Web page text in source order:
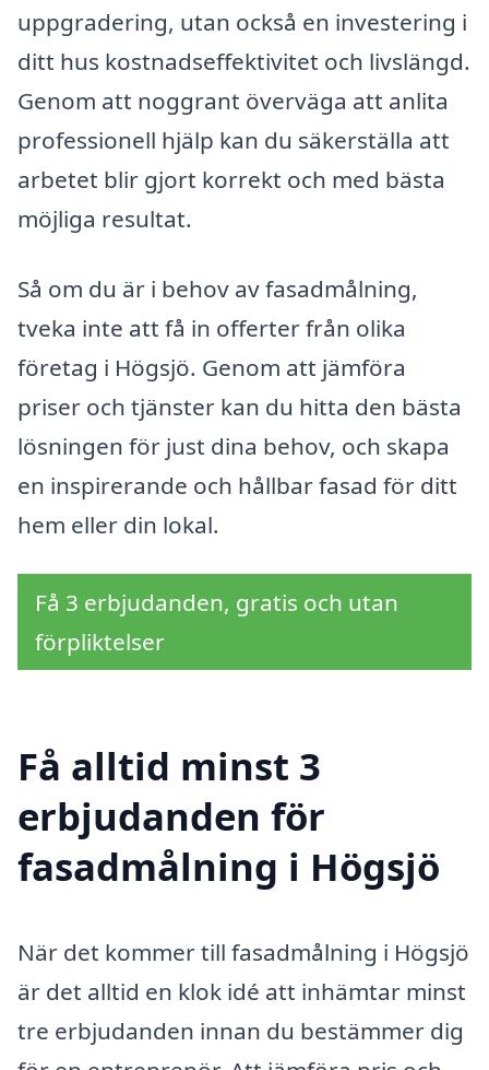
uppgradering, utan också en investering i
ditt hus kostnadseffektivitet och livslängd.
Genom att noggrant överväga att anlita
professionell hjälp kan du säkerställa att
arbetet blir gjort korrekt och med bästa
möjliga resultat.
Så om du är i behov av fasadmålning,
tveka inte att få in offerter från olika
företag i Högsjö. Genom att jämföra
priser och tjänster kan du hitta den bästa
lösningen för just dina behov, och skapa
en inspirerande och hållbar fasad för ditt
hem eller din lokal.
Få 3 erbjudanden, gratis och utan
förpliktelser
Få alltid minst 3
erbjudanden för
fasadmålning i Högsjö
När det kommer till fasadmålning i Högsjö
är det alltid en klok idé att inhämtar minst
tre erbjudanden innan du bestämmer dig